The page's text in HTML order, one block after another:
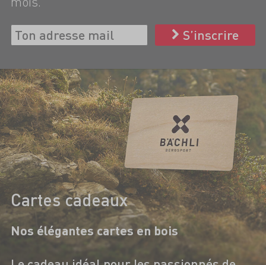
S’inscrire
Cartes cadeaux
Nos élégantes cartes en bois